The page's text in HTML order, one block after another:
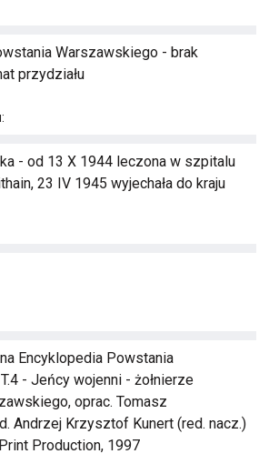
Warszawskiego - brak
przydziału
- od 13 X 1944 leczona w szpitalu
23 IV 1945 wyjechała do kraju
Encyklopedia Powstania
- Jeńcy wojenni - żołnierze
oprac. Tomasz
Andrzej Krzysztof Kunert (red. nacz.)
Production, 1997